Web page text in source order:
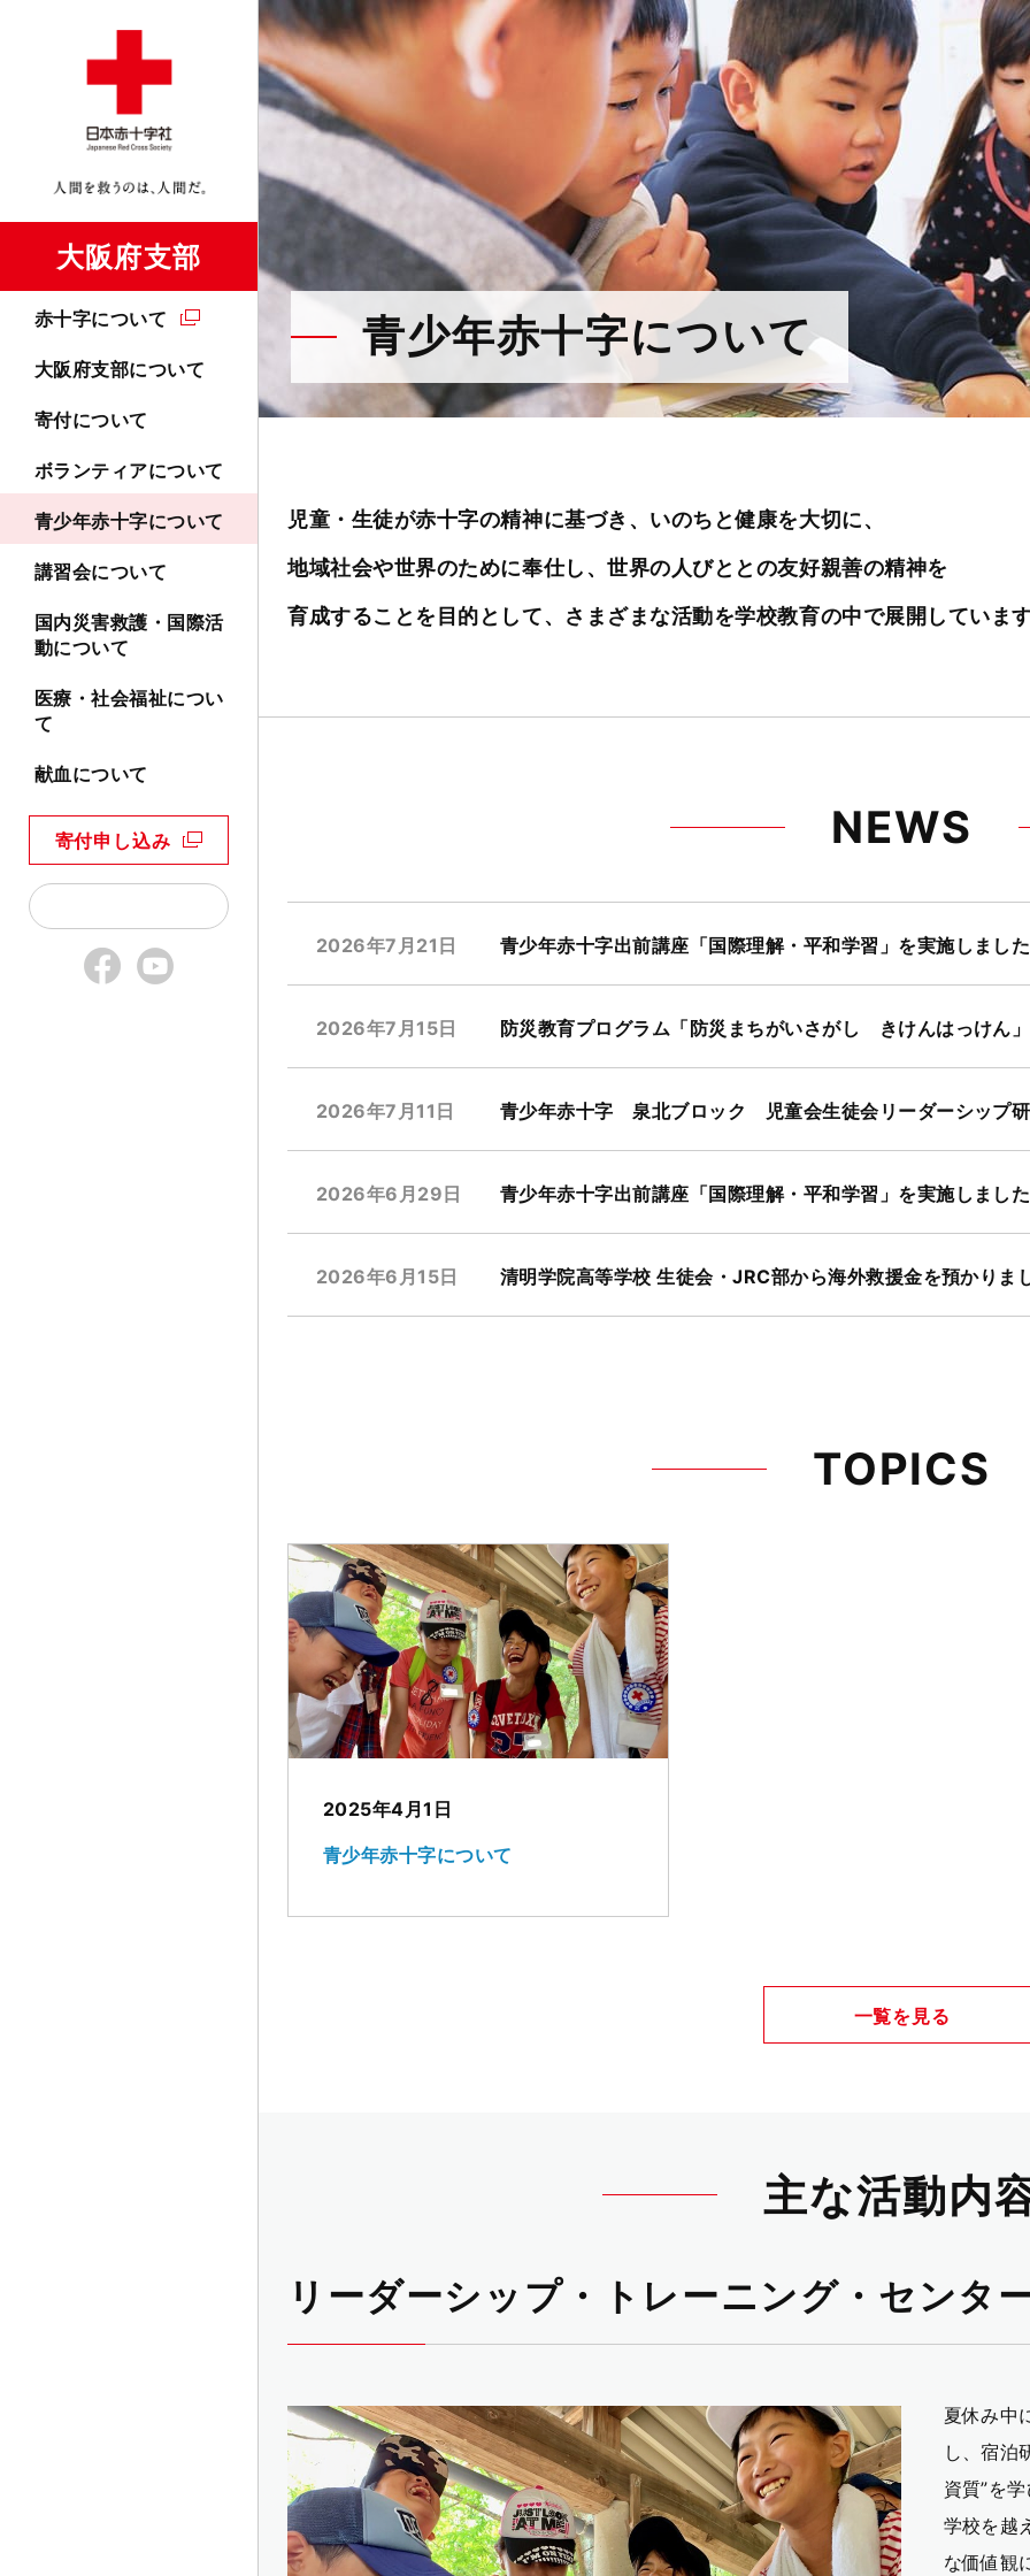
大阪府支部
赤十字について
大阪府支部について
寄付について
ボランティアについて
青少年赤十字について
講習会について
国内災害救護・国際活
動について
医療・社会福祉につい
て
献血について
寄付申し込み
青少年赤十字について
児童・生徒が赤十字の精神に基づき、いのちと健康を大切に、
地域社会や世界のために奉仕し、世界の人びととの友好親善の精神を
育成することを目的として、さまざまな活動を学校教育の中で展開しています
NEWS
2026年7月21日 青少年赤十字出前講座「国際理解・平和学習」を実施しました
2026年7月15日 防災教育プログラム「防災まちがいさがし きけんはっけん
2026年7月11日 青少年赤十字 泉北ブロック 児童会生徒会リーダーシップ
2026年6月29日 青少年赤十字出前講座「国際理解・平和学習」を実施しました
2026年6月15日 清明学院高等学校 生徒会・JRC部から海外救援金を預かりま
TOPICS
2025年4月1日
青少年赤十字について
一覧を見る
主な活動内
リーダーシップ・トレーニング・センタ
夏休み中
し、宿泊
資質”を学
学校を越
な価値観